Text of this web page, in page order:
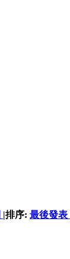
|排序: 最後發表